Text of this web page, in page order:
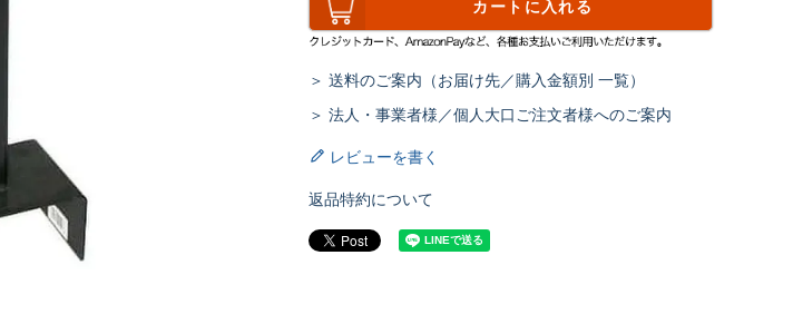
カートに入れる
＞ 送料のご案内（お届け先／購入金額別 一覧）
＞ 法人・事業者様／個人大口ご注文者様へのご案内
レビューを書く
返品特約について